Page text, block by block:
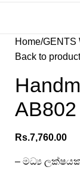
Home GENTS
Back to
AB802
Rs.7,760.00
– මධ්‍ය